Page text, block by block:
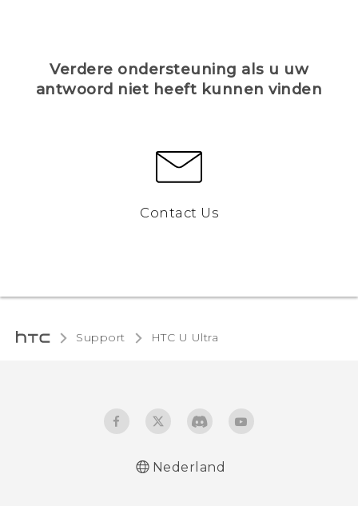
Verdere ondersteuning als u uw
antwoord niet heeft kunnen vinden
Contact Us
Support HTC U Ultra‎
Nederland